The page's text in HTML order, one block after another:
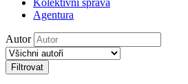
Agentura
Autor
Filtrovat